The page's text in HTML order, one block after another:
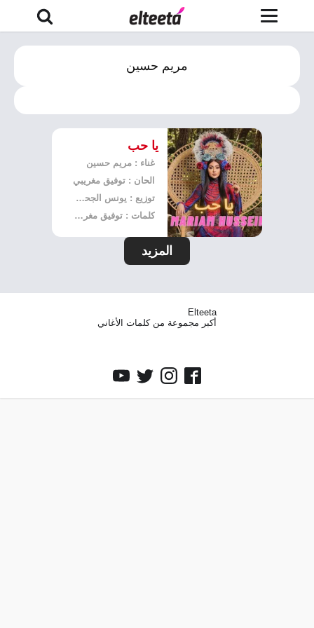
مريم حسين
يا حب
غناء : مريم حسين
الحان : توفيق مغريبي
توزيع : يونس الجحفاوي
كلمات : توفيق مغريبي
المزيد
Elteeta
أكبر مجموعة من كلمات الأغاني